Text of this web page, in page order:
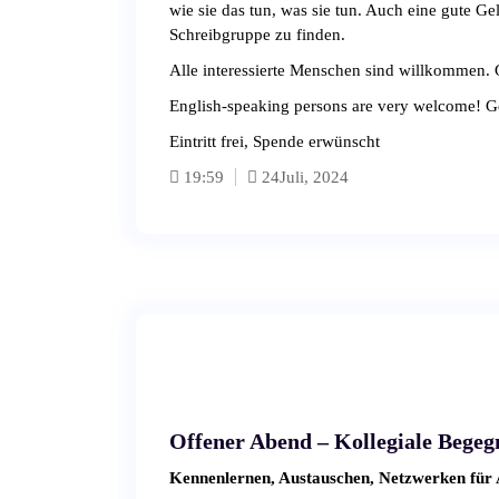
wie sie das tun, was sie tun. Auch eine gute
Schreibgruppe zu finden.
Alle interessierte Menschen sind willkommen.
English-speaking persons are very welcome!
Eintritt frei, Spende erwünscht
19:59
24Juli, 2024
Offener Abend – Kollegiale
Kennenlernen, Austauschen, Netzwerken